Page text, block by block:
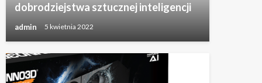
dobrodziejstwa sztucznej inteligencji
admin 5 kwietnia 2022